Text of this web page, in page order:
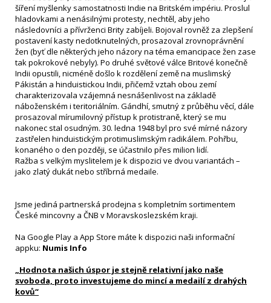
šíření myšlenky samostatnosti Indie na Britském impériu. Proslul
hladovkami a nenásilnými protesty, nechtěl, aby jeho
následovníci a přívrženci Brity zabíjeli. Bojoval rovněž za zlepšení
postavení kasty nedotknutelných, prosazoval zrovnoprávnění
žen (byť dle některých jeho názory na téma emancipace žen zase
tak pokrokové nebyly). Po druhé světové válce Britové konečně
Indii opustili, nicméně došlo k rozdělení země na muslimský
Pákistán a hinduistickou Indii, přičemž vztah obou zemí
charakterizovala vzájemná nesnášenlivost na základě
náboženském i teritoriálním. Gándhí, smutný z průběhu věcí, dále
prosazoval mírumilovný přístup k protistraně, který se mu
nakonec stal osudným. 30. ledna 1948 byl pro své mírné názory
zastřelen hinduistickým protimuslimským radikálem. Pohřbu,
konaného o den později, se účastnilo přes milion lidí.
Ražba s velkým myslitelem je k dispozici ve dvou variantách –
jako zlatý dukát nebo stříbrná medaile.
Jsme jediná partnerská prodejna s kompletním sortimentem
České mincovny a ČNB v Moravskoslezském kraji.
Na Google Play a App Store máte k dispozici naši informační
appku: Numis Info
„Hodnota našich úspor je stejně relativní jako naše
svoboda, proto investujeme do mincí a medailí z drahých
kovů“